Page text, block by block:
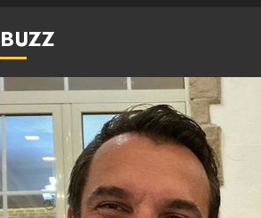
BUZZ